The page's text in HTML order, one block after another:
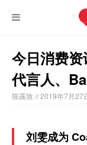
今日消费
代言人、
陈露致// 2019年7月27
刘雯成为